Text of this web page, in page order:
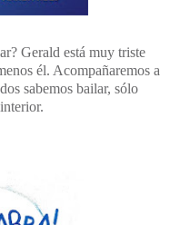
Gerald está muy triste
él. Acompañaremos a
sabemos bailar, sólo